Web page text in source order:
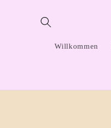
Inhalt
Willkommen